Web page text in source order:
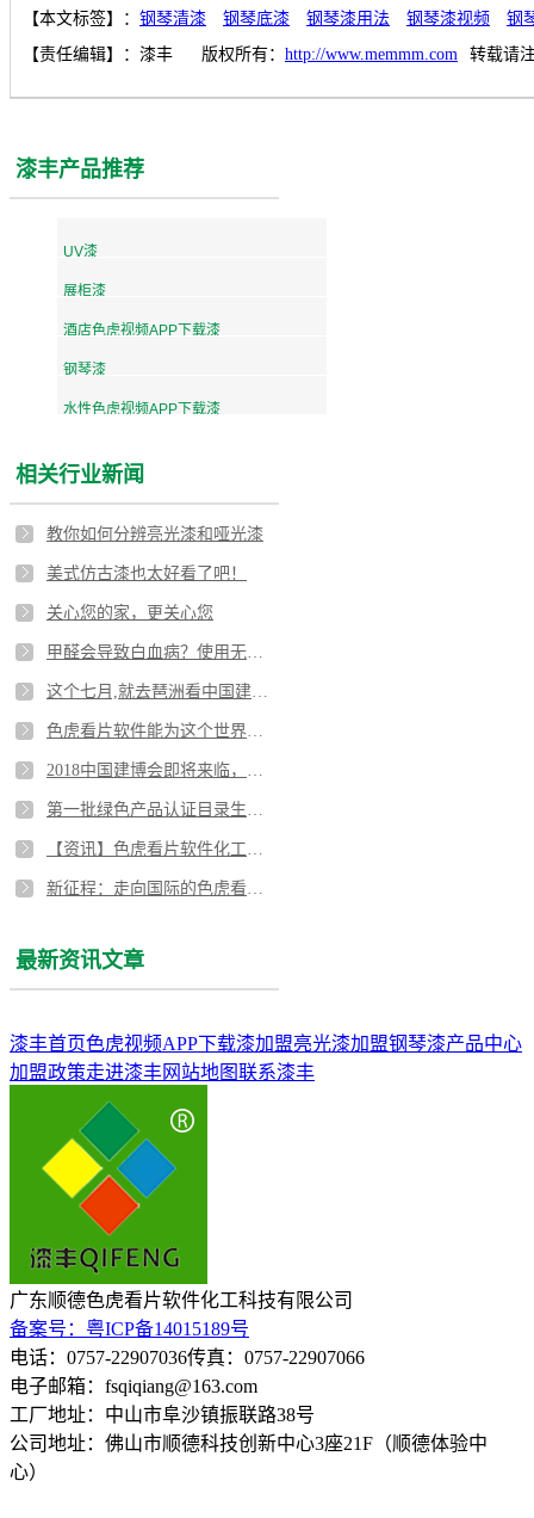
【本文标签】： 钢琴清漆 钢琴底漆 钢琴漆用法 钢琴漆视频
钢
【责任编辑】： 漆丰 版权所有： http://www.memmm.com 转载请
漆丰产品推荐
UV漆
展柜漆
酒店色虎视频APP下载漆
钢琴漆
水性色虎视频APP下载漆
相关行业新闻
教你如何分辨亮光漆和哑光漆
美式仿古漆也太好看了吧！
关心您的家，更关心您
最新资讯文章
漆丰首页色虎视频APP下载漆加盟亮光漆加盟钢琴漆产品中心
加盟政策走进漆丰网站地图联系漆丰
广东顺德色虎看片软件化工科技有限公司
备案号：粤ICP备14015189号
电话：0757-22907036传真：0757-22907066
电子邮箱：fsqiqiang@163.com
工厂地址：中山市阜沙镇振联路38号
公司地址：佛山市顺德科技创新中心3座21F（顺德体验中
心）